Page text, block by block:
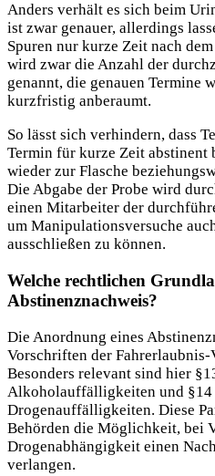
Anders verhält es sich beim
ist zwar genauer, allerdings
Spuren nur kurze Zeit nach
wird zwar die Anzahl der
genannt, die genauen Termine
kurzfristig anberaumt.
So lässt sich verhindern, dass
Termin für kurze Zeit abstinent
wieder zur Flasche
Die Abgabe der Probe wird
einen Mitarbeiter der
um Manipulationsversuche
ausschließen zu können.
Welche rechtlichen
Abstinenznachweis?
Die Anordnung eines
Vorschriften der Fahrerlaubnis-
Besonders relevant sind hier
Alkoholauffälligkeiten und §14
Drogenauffälligkeiten. Diese
Behörden die Möglichkeit, bei
Drogenabhängigkeit einen
verlangen.